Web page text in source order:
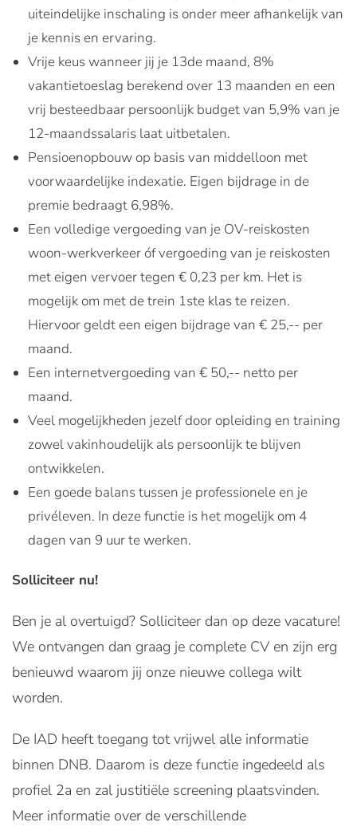
uiteindelijke inschaling is onder meer afhankelijk van
je kennis en ervaring.
Vrije keus wanneer jij je 13de maand, 8%
vakantietoeslag berekend over 13 maanden en een
vrij besteedbaar persoonlijk budget van 5,9% van je
12-maandssalaris laat uitbetalen.
Pensioenopbouw op basis van middelloon met
voorwaardelijke indexatie. Eigen bijdrage in de
premie bedraagt 6,98%.
Een volledige vergoeding van je OV-reiskosten
woon-werkverkeer óf vergoeding van je reiskosten
met eigen vervoer tegen € 0,23 per km. Het is
mogelijk om met de trein 1ste klas te reizen.
Hiervoor geldt een eigen bijdrage van € 25,-- per
maand.
Een internetvergoeding van € 50,-- netto per
maand.
Veel mogelijkheden jezelf door opleiding en training
zowel vakinhoudelijk als persoonlijk te blijven
ontwikkelen.
Een goede balans tussen je professionele en je
privéleven. In deze functie is het mogelijk om 4
dagen van 9 uur te werken.
Solliciteer nu!
Ben je al overtuigd? Solliciteer dan op deze vacature!
We ontvangen dan graag je complete CV en zijn erg
benieuwd waarom jij onze nieuwe collega wilt
worden.
De IAD heeft toegang tot vrijwel alle informatie
binnen DNB. Daarom is deze functie ingedeeld als
profiel 2a en zal justitiële screening plaatsvinden.
Meer informatie over de verschillende